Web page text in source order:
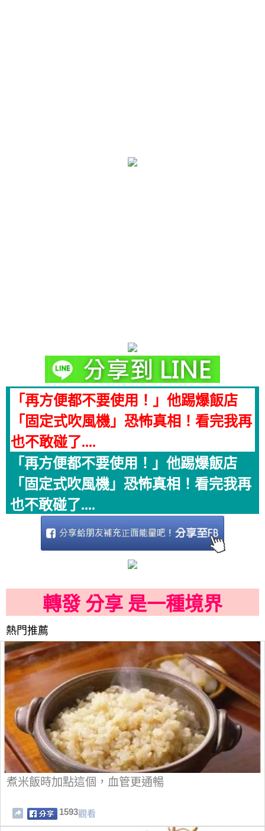
「再方便都不要使用！」他踢爆飯店
「固定式吹風機」恐怖真相！看完我再
也不敢碰了....
「再方便都不要使用！」他踢爆飯店
「固定式吹風機」恐怖真相！看完我再
也不敢碰了....
轉發 分享 是一種境界
熱門推薦
煮米飯時加點這個，血管更通暢
1593觀看